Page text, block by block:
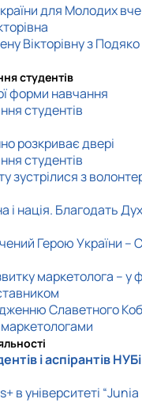
для Молодих
Вікторівну з Подяко
студентів
форми навчання
студентів
розкриває двері
студентів
зустрілися з
і нація. Благодать Дух
Герою України – С
маркетолога – у
Славетного Коб
і аспірантів НУБі
в університеті “Junia